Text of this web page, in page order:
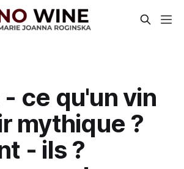
ce qu'un vin
mythique ?
- ils ?